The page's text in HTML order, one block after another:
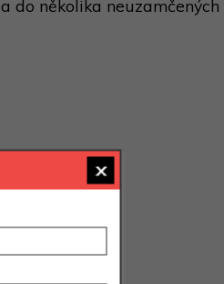
do několika neuzamčených